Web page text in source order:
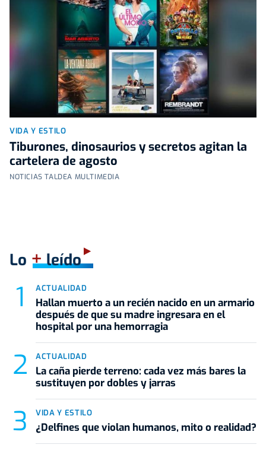
VIDA Y ESTILO
Tiburones, dinosaurios y secretos agitan la
cartelera de agosto
NOTICIAS TALDEA MULTIMEDIA
Lo +leído
ACTUALIDAD
Hallan muerto a un recién nacido en un armario
después de que su madre ingresara en el
hospital por una hemorragia
ACTUALIDAD
La caña pierde terreno: cada vez más bares la
sustituyen por dobles y jarras
VIDA Y ESTILO
¿Delfines que violan humanos, mito o realidad?